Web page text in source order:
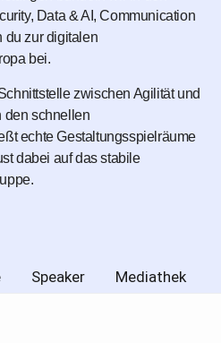
Data & AI, Communication
du zur digitalen
bei.
zwischen Agilität und
den schnellen
echte Gestaltungsspielräume
dabei auf das stabile
Speaker Mediathek